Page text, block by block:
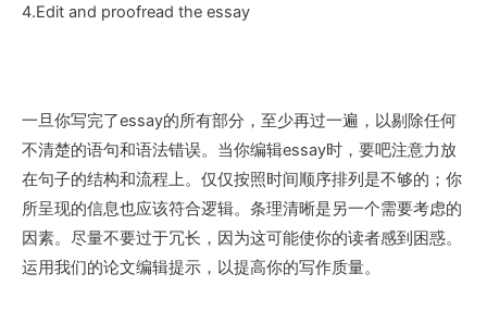
4.Edit and proofread the essay
一旦你写完了essay的所有部分，至少再过一遍，以剔除任何
不清楚的语句和语法错误。当你编辑essay时，要吧注意力放
在句子的结构和流程上。仅仅按照时间顺序排列是不够的；你
所呈现的信息也应该符合逻辑。条理清晰是另一个需要考虑的
因素。尽量不要过于冗长，因为这可能使你的读者感到困惑。
运用我们的论文编辑提示，以提高你的写作质量。